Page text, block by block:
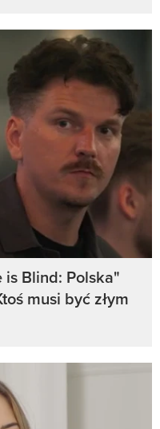
Blind: Polska"
musi być złym